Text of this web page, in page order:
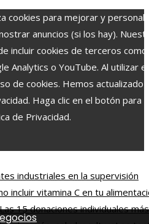
cookies para mejorar y
anuncios (si los hay).
incluir cookies de terceros como
Analytics o YouTube. Al utilizar
de cookies. Hemos actualizado
Haga clic en el botón para
de Privacidad.
industriales en la supervisión
incluir vitamina C en tu
Las 15 donaciones individuales más